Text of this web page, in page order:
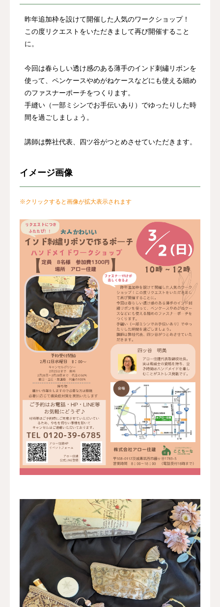
昨年追加枠を設けて開催した人気のワークショップ！
この度リクエストをいただきまして再び開催すること
に。
今回は春らしい透け感のある薄手のインド刺繡リボンを
使って、ペンケースやめがねケースなどにも使える細め
のファスナーポーチをつくります。
手縫い（一部ミシンでお手伝いあり）でゆったりした時
間を過ごしましょう。
講師は弊社代表、四ツ谷がつとめさせていただきます。
イメージ画像
※クリックすると画像が拡大表示されます